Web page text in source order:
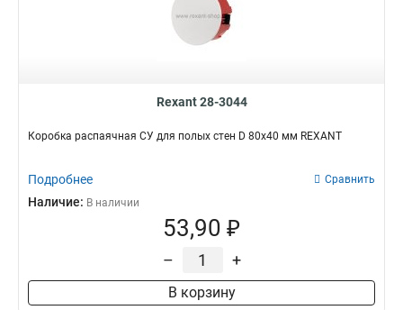
Rexant 28-3044
Коробка распаячная СУ для полых стен D 80х40 мм REXANT
Подробнее Сравнить
Наличие: В наличии
53,90 ₽
– +
В корзину